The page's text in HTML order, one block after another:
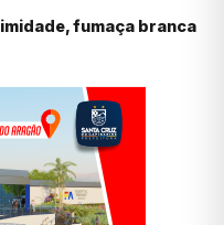
fumaça branca